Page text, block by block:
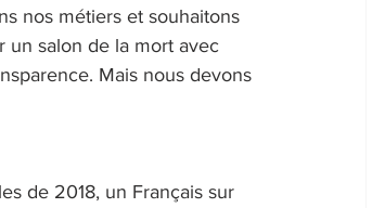
nos métiers et souhaitons
un salon de la mort avec
Mais nous devons
de 2018, un Français sur